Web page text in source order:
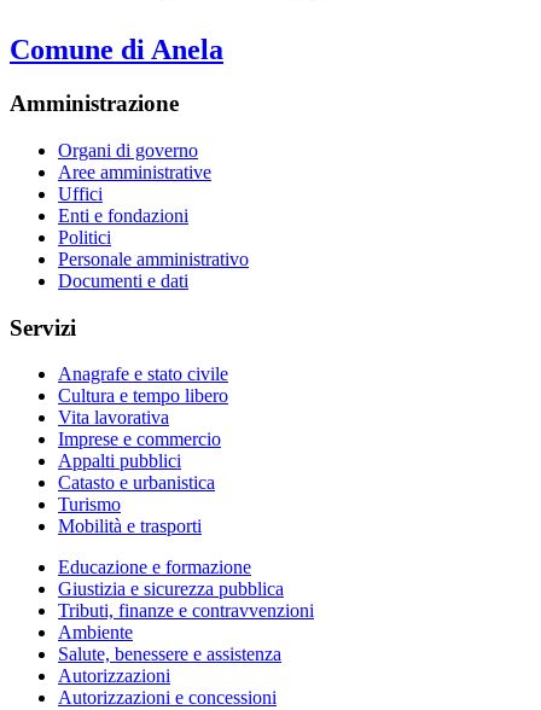
Comune di Anela
Amministrazione
Organi di governo
Aree amministrative
Uffici
Enti e fondazioni
Politici
Personale amministrativo
Documenti e dati
Servizi
Anagrafe e stato civile
Cultura e tempo libero
Vita lavorativa
Imprese e commercio
Appalti pubblici
Catasto e urbanistica
Turismo
Mobilità e trasporti
Educazione e formazione
Giustizia e sicurezza pubblica
Tributi, finanze e contravvenzioni
Ambiente
Salute, benessere e assistenza
Autorizzazioni
Autorizzazioni e concessioni